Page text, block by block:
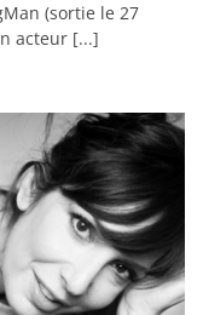
(sortie le 27
acteur [...]